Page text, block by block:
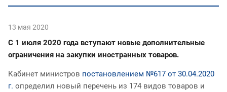
13 мая 2020
С 1 июля 2020 года вступают новые дополнительные
ограничения на закупки иностранных товаров.
Кабинет министров постановлением №617 от 30.04.2020
г. определил новый перечень из 174 видов товаров и